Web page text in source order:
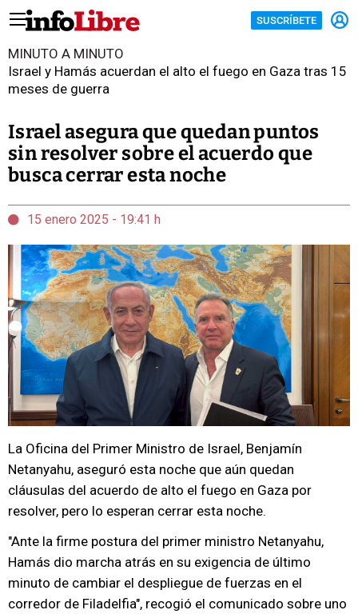
SUSCRÍBETE
MINUTO A MINUTO
Israel y Hamás acuerdan el alto el fuego en Gaza tras 15
meses de guerra
Israel asegura que quedan puntos
sin resolver sobre el acuerdo que
busca cerrar esta noche
15 enero 2025 - 19:41 h
La Oficina del Primer Ministro de Israel, Benjamín
Netanyahu, aseguró esta noche que aún quedan
cláusulas del acuerdo de alto el fuego en Gaza por
resolver, pero lo esperan cerrar esta noche.
"Ante la firme postura del primer ministro Netanyahu,
Hamás dio marcha atrás en su exigencia de último
minuto de cambiar el despliegue de fuerzas en el
corredor de Filadelfia", recogió el comunicado sobre uno